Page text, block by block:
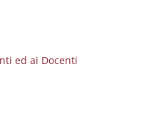
ed ai Docenti